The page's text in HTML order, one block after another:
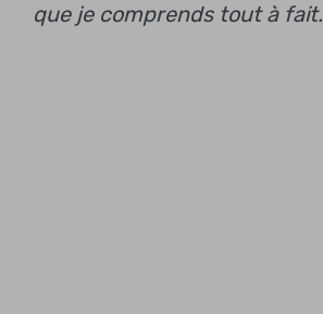
que je comprends tout à fait.